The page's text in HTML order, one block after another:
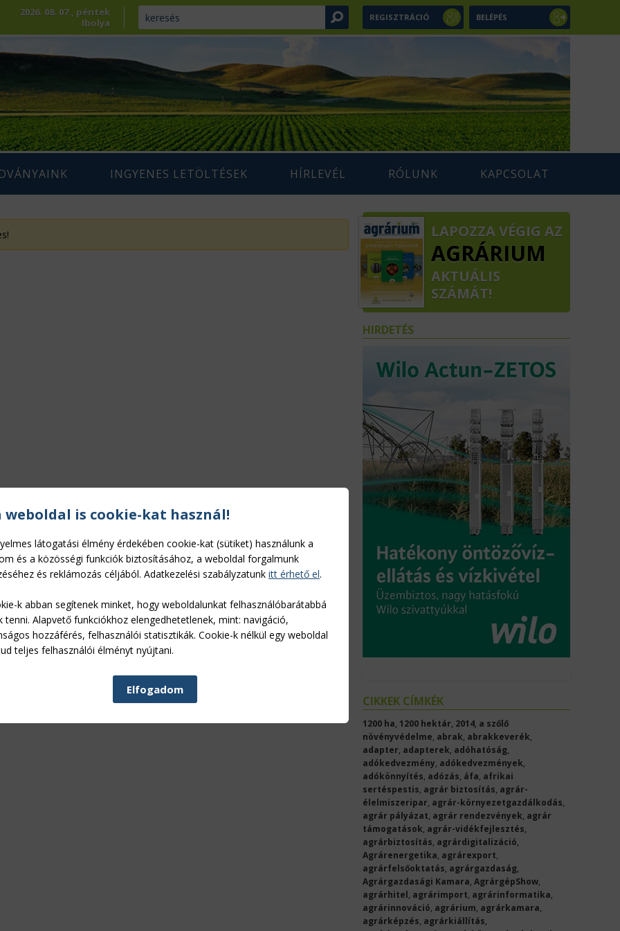
REGISZTRÁCIÓ BELÉPÉS
2026. 08. 07., péntek
Ibolya
INGYENES LETÖLTÉSEK HÍRLEVÉL RÓLUNK KAPCSOLAT
LAPOZZA VÉGIG AZ
AGRÁRIUM
AKTUÁLIS
SZÁMÁT!
HIRDETÉS
CIKKEK CÍMKÉK
1200 ha, 1200 hektár, 2014, a szőlő
növényvédelme, abrak, abrakkeverék,
adapter, adapterek, adóhatóság,
adókedvezmény, adókedvezmények,
adókönnyítés, adózás, áfa, afrikai
sertéspestis, agrár biztosítás, agrár-
élelmiszeripar, agrár-környezetgazdálkodás,
agrár pályázat, agrár rendezvények, agrár
támogatások, agrár-vidékfejlesztés,
agrárbiztosítás, agrárdigitalizáció,
Agrárenergetika, agrárexport,
agrárfelsőoktatás, agrárgazdaság,
Agrárgazdasági Kamara, AgrárgépShow,
agrárhitel, agrárimport, agrárinformatika,
agrárinnováció, agrárium, agrárkamara,
agrárképzés, agrárkiállítás,
weboldal is cookie-kat használ!
látogatási élmény érdekében cookie-kat (sütiket) használunk a
és a közösségi funkciók biztosításához, a weboldal forgalmunk
és reklámozás céljából. Adatkezelési szabályzatunk itt érhető el.
k abban segítenek minket, hogy weboldalunkat felhasználóbarátabbá
tenni. Alapvető funkciókhoz elengedhetetlenek, mint: navigáció,
hozzáférés, felhasználói statisztikák. Cookie-k nélkül egy weboldal
teljes felhasználói élményt nyújtani.
Elfogadom